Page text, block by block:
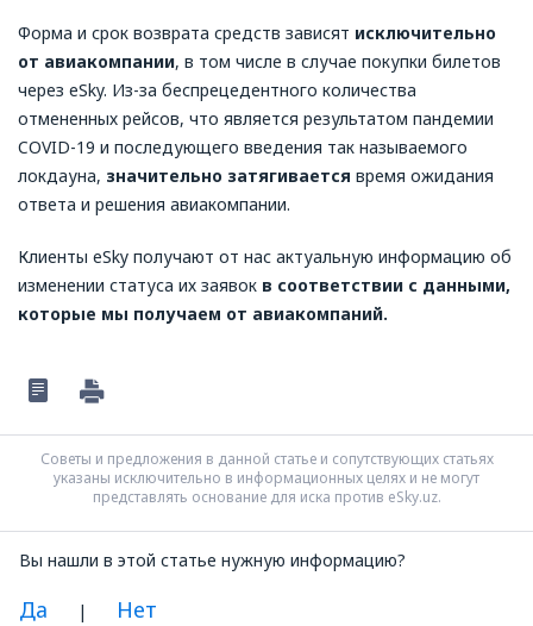
Форма и срок возврата средств зависят исключительно
от авиакомпании, в том числе в случае покупки билетов
через eSky. Из-за беспрецедентного количества
отмененных рейсов, что является результатом пандемии
COVID-19 и последующего введения так называемого
локдауна, значительно затягивается время ожидания
ответа и решения авиакомпании.
Клиенты eSky получают от нас актуальную информацию об
изменении статуса их заявок в соответствии с данными,
которые мы получаем от авиакомпаний.
Советы и предложения в данной статье и сопутствующих статьях
указаны исключительно в информационных целях и не могут
представлять основание для иска против eSky.uz.
Вы нашли в этой статье нужную информацию?
Да | Нет